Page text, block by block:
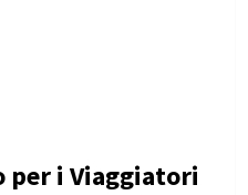
per i Viaggiatori